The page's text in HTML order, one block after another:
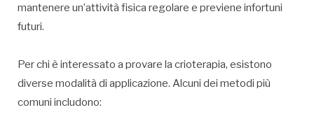
mantenere un’attività fisica regolare e previene infortuni
futuri.
Per chi è interessato a provare la crioterapia, esistono
diverse modalità di applicazione. Alcuni dei metodi più
comuni includono: